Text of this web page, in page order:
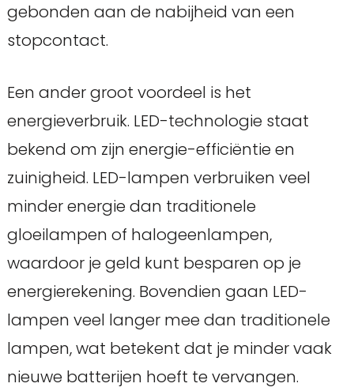
gebonden aan de nabijheid van een
stopcontact.
Een ander groot voordeel is het
energieverbruik. LED-technologie staat
bekend om zijn energie-efficiëntie en
zuinigheid. LED-lampen verbruiken veel
minder energie dan traditionele
gloeilampen of halogeenlampen,
waardoor je geld kunt besparen op je
energierekening. Bovendien gaan LED-
lampen veel langer mee dan traditionele
lampen, wat betekent dat je minder vaak
nieuwe batterijen hoeft te vervangen.